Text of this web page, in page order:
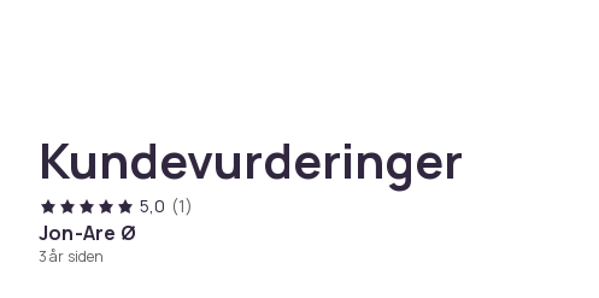
Merk:
Bor er ikke inkludert.
Spesifikasjoner:
Kundevurderinger
5,0 (1)
Jon-Are Ø
3 år siden